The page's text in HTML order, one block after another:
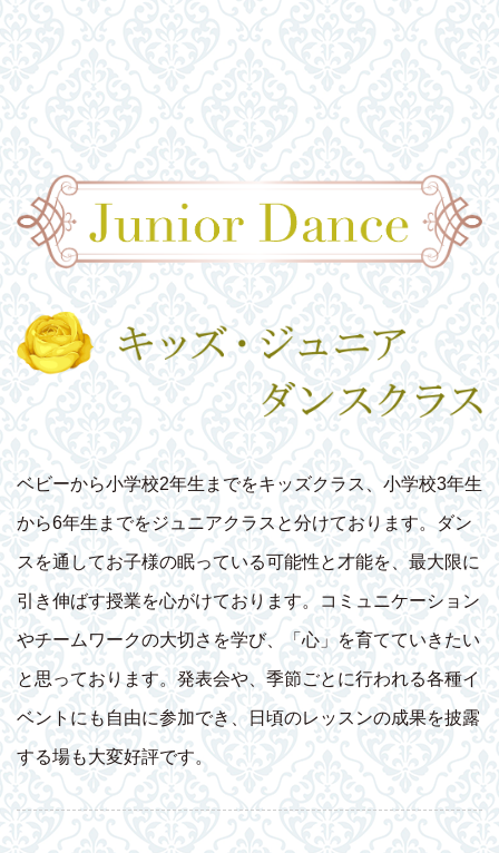
ベビーから小学校2年生までをキッズクラス、小学校3年生
から6年生までをジュニアクラスと分けております。ダン
スを通してお子様の眠っている可能性と才能を、最大限に
引き伸ばす授業を心がけております。コミュニケーション
やチームワークの大切さを学び、「心」を育てていきたい
と思っております。発表会や、季節ごとに行われる各種イ
ベントにも自由に参加でき、日頃のレッスンの成果を披露
する場も大変好評です。